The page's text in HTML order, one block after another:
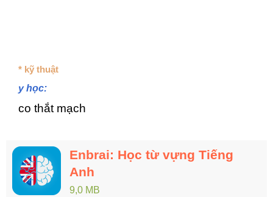
* kỹ thuật
y học:
co thắt mạch
Enbrai: Học từ vựng Tiếng
Anh
9,0 MB